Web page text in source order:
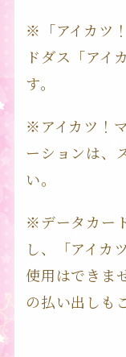
※「アイカツ
ドダス「アイ
す。
※アイカツ！
ーションは、
い。
※データカー
し、「アイカ
使用はできま
の払い出しも